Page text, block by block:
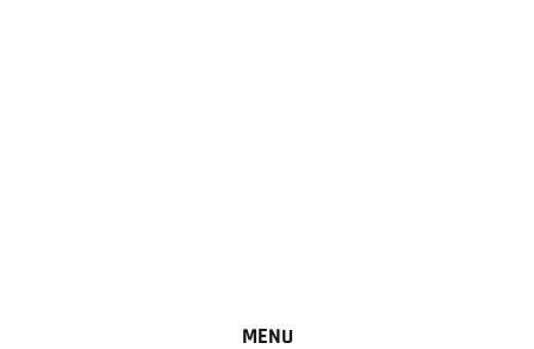
MENU